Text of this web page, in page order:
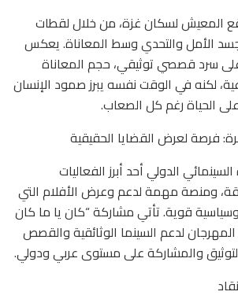
المعيش لسكان غزة، من خلال لقطات
الأمل والتحدي وسط المعاناة. يعكس
سرد قصصي توثيقي، حجم المعاناة
لكنه في الوقت نفسه يبرز صمود الإنسان
الحياة رغم كل الصعاب.
فرصة لعرض القضايا الحقيقية
الدولي أحد أبرز الفعاليات
ومنصة مهمة لدعم وعرض الأفلام التي
قوية. تأتي مشاركة “كان يا ما كان
لدعم السينما الوثائقية والقصص
والمشاركة على مستوى عربي ودولي.